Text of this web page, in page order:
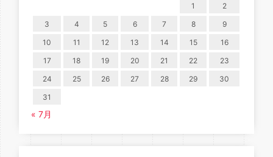
1
2
3
4 5 6 7 8
9
10
11 12 13 14 15
16
17
18 19 20 21 22
23
24
25 26 27 28 29
30
31
« 7月